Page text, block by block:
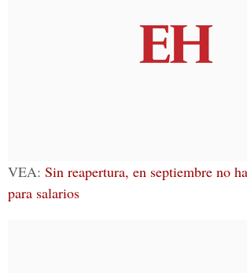
VEA: Sin reapertura, en septiembre no
para salarios